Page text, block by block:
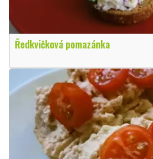
Ředkvičková pomazánka